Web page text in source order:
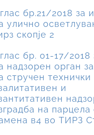
бр.21/2018 за
улично
скопје 2
бр. 01-17/2018
надзорен орган
стручен технички
и
на парцела
в4 во ТИРЗ